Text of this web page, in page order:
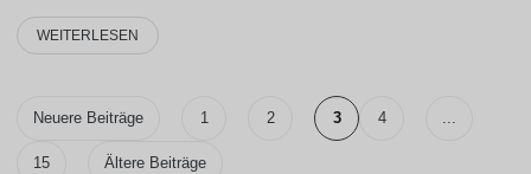
WEITERLESEN
Neuere Beiträge 1 2 3 4 ...
15 Ältere Beiträge